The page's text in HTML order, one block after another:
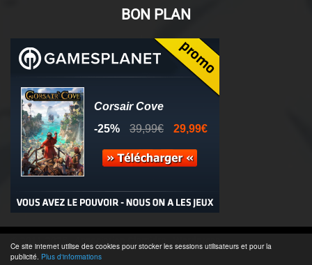
Ce site internet utilise des cookies pour stocker les sessions utilisateurs et pour la
publicité. Plus d'informations
BON PLAN